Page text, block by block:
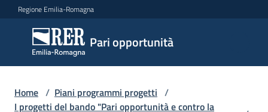
Vai al contenuto
Vai alla navigazione
Vai al footer
Regione Emilia-Romagna
Pari opportunità
Pari
opportunità
Argomenti
Home / Piani programmi progetti /
I progetti del bando "Pari opportunità e contro la